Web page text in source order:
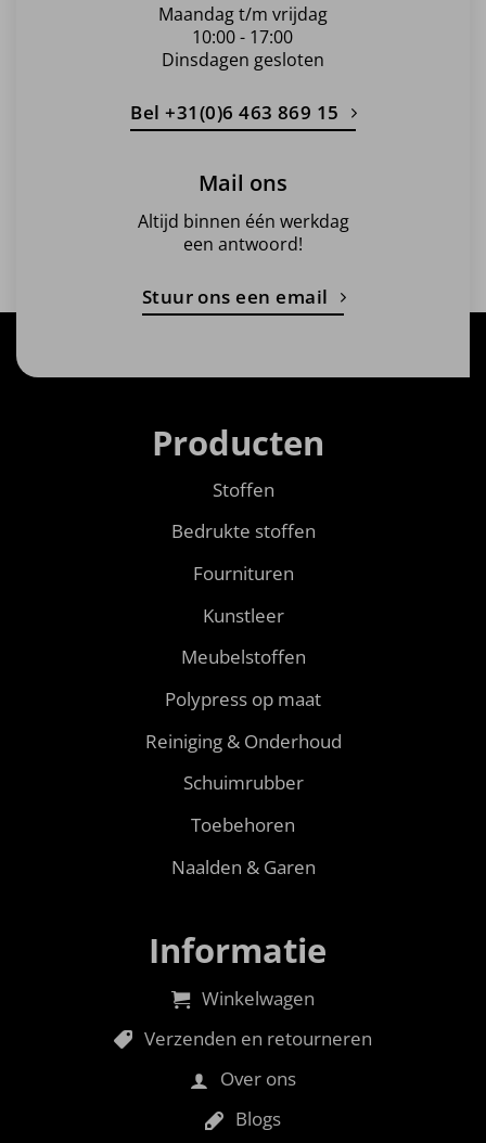
Maandag t/m vrijdag
10:00 - 17:00
Dinsdagen gesloten
Bel +31(0)6 463 869 15
Mail ons
Altijd binnen één werkdag
een antwoord!
Stuur ons een email
Producten
Stoffen
Bedrukte stoffen
Fournituren
Kunstleer
Meubelstoffen
Polypress op maat
Reiniging & Onderhoud
Schuimrubber
Toebehoren
Naalden & Garen
Informatie
Winkelwagen
Verzenden en retourneren
Over ons
Blogs